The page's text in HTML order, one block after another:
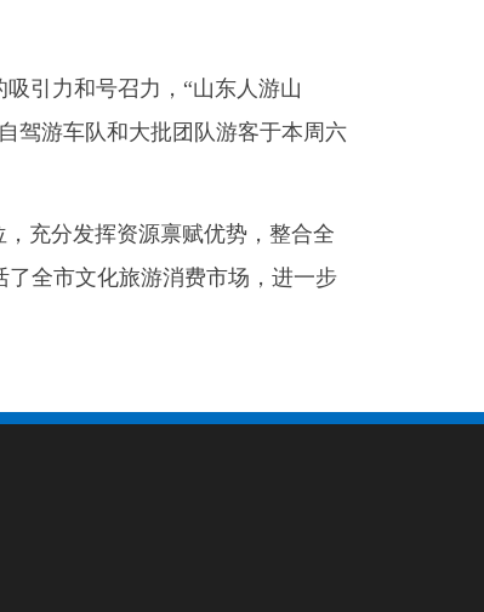
引力和号召力，“山东人游山
驾游车队和大批团队游客于本周六
充分发挥资源禀赋优势，整合全
全市文化旅游消费市场，进一步